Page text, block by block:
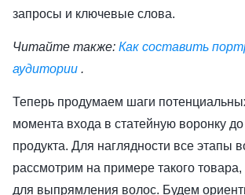
запросы и ключевые слова.
Читайте также: Как составить
аудитории .
Теперь продумаем шаги
момента входа в статейную воронку
продукта. Для наглядности все этапы
рассмотрим на примере такого товара,
для выпрямления волос. Будем